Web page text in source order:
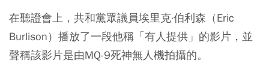
在聽證會上，共和黨眾議員埃里克·伯利森（Eric
Burlison）播放了一段他稱「有人提供」的影片，並
聲稱該影片是由MQ-9死神無人機拍攝的。